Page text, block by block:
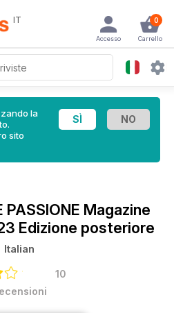
IT 0
Carrello
Accesso
la
sito
PASSIONE Magazine
Edizione posteriore
Italian
10